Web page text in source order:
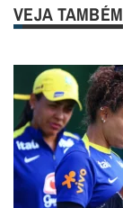
VEJA TAMBÉM